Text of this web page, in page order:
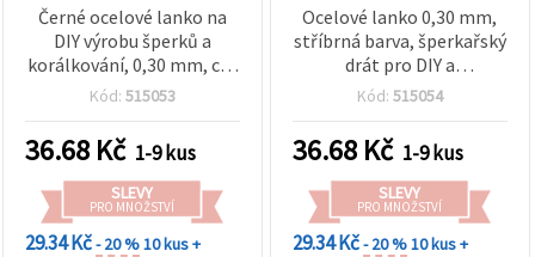
Černé ocelové lanko na
DIY výrobu šperků a
korálkování, 0,30 mm, cca
23 m
Kód: 515053
36.68 Kč 1-9 kus
SLEVY
PRO MNOŽSTVÍ
29.34 Kč- 20 %10 kus +
Ocelové lanko 0,30 mm,
stříbrná barva, šperkařský
drát pro DIY a
korálkování, cca 23 m
Kód: 515054
36.68 Kč 1-9 kus
SLEVY
PRO MNOŽSTVÍ
29.34 Kč- 20 %10 kus +